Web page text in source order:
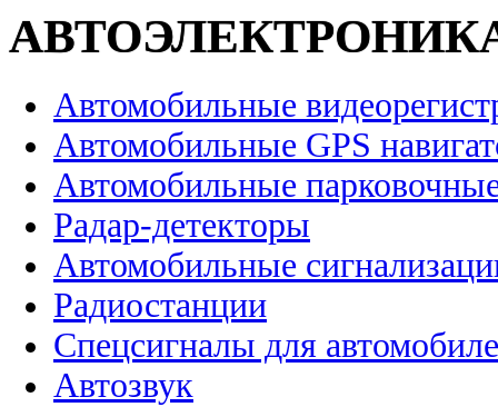
Автомобильные
Автомобильные GPS
Автомобильные
Радар-детекторы
Автомобильные
Радиостанции
Спецсигналы для
Автозвук